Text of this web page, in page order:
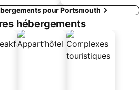
pour Portsmouth
hébergements